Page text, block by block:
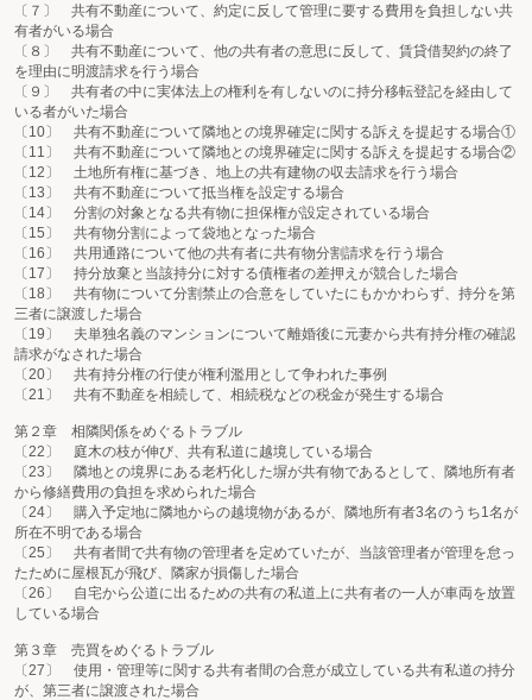
〔７〕 共有不動産について、約定に反して管理に要する費用を負担しない共
有者がいる場合
〔８〕 共有不動産について、他の共有者の意思に反して、賃貸借契約の終了
を理由に明渡請求を行う場合
〔９〕 共有者の中に実体法上の権利を有しないのに持分移転登記を経由して
いる者がいた場合
〔10〕 共有不動産について隣地との境界確定に関する訴えを提起する場合①
〔11〕 共有不動産について隣地との境界確定に関する訴えを提起する場合②
〔12〕 土地所有権に基づき、地上の共有建物の収去請求を行う場合
〔13〕 共有不動産について抵当権を設定する場合
〔14〕 分割の対象となる共有物に担保権が設定されている場合
〔15〕 共有物分割によって袋地となった場合
〔16〕 共用通路について他の共有者に共有物分割請求を行う場合
〔17〕 持分放棄と当該持分に対する債権者の差押えが競合した場合
〔18〕 共有物について分割禁止の合意をしていたにもかかわらず、持分を第
三者に譲渡した場合
〔19〕 夫単独名義のマンションについて離婚後に元妻から共有持分権の確認
請求がなされた場合
〔20〕 共有持分権の行使が権利濫用として争われた事例
〔21〕 共有不動産を相続して、相続税などの税金が発生する場合
第２章 相隣関係をめぐるトラブル
〔22〕 庭木の枝が伸び、共有私道に越境している場合
〔23〕 隣地との境界にある老朽化した塀が共有物であるとして、隣地所有者
から修繕費用の負担を求められた場合
〔24〕 購入予定地に隣地からの越境物があるが、隣地所有者3名のうち1名が
所在不明である場合
〔25〕 共有者間で共有物の管理者を定めていたが、当該管理者が管理を怠っ
たために屋根瓦が飛び、隣家が損傷した場合
〔26〕 自宅から公道に出るための共有の私道上に共有者の一人が車両を放置
している場合
第３章 売買をめぐるトラブル
〔27〕 使用・管理等に関する共有者間の合意が成立している共有私道の持分
が、第三者に譲渡された場合